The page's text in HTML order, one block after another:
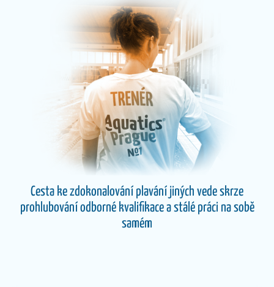
Cesta ke zdokonalování plavání jiných vede skrze
prohlubování odborné kvalifikace a stálé práci na sobě
samém